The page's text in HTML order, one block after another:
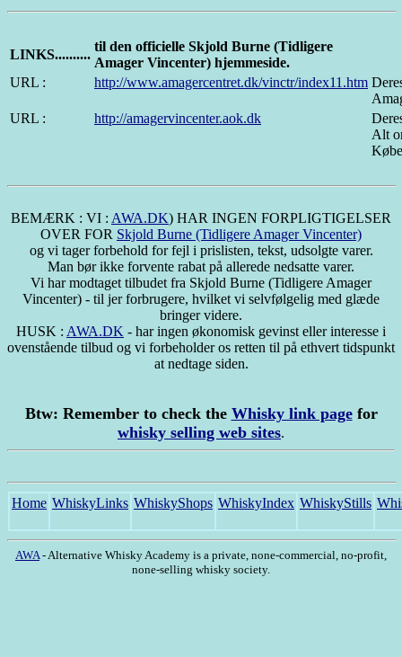
LINKS..........
til den officielle Skjold Burne (Tidligere
Amager Vincenter) hjemmeside.
URL :
http://www.amagercentret.dk/vinctr/index11.htm
URL :
http://amagervincenter.aok.dk
Alt
BEMÆRK : VI : AWA.DK) HAR INGEN FORPLIGTIGELSER
OVER FOR Skjold Burne (Tidligere Amager Vincenter)
og vi tager forbehold for fejl i prislisten, tekst, udsolgte varer.
Man bør ikke forvente rabat på allerede nedsatte varer.
Vi har modtaget tilbudet fra Skjold Burne (Tidligere Amager
Vincenter) - til jer forbrugere, hvilket vi selvfølgelig med glæde
bringer videre.
HUSK : AWA.DK - har ingen økonomisk gevinst eller interesse i
ovenstående tilbud og vi forbeholder os retten til på ethvert tidspunkt
at nedtage siden.
Btw: Remember to check the Whisky link pagefor
whisky selling web sites.
Home WhiskyLinks WhiskyShops WhiskyIndex WhiskyStills
AWA- Alternative Whisky Academy is a private, none-commercial, no-profit,
none-selling whisky society.